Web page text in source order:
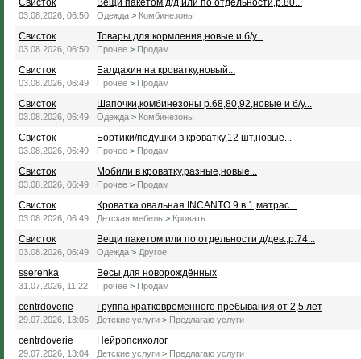
Свисток
03.08.2026, 06:50
Вещи пакетом д/д или по отдельности,р.80...
Одежда > Комбинезоны
Свисток
03.08.2026, 06:50
Товары для кормления,новые и б/у...
Прочее > Продам
Свисток
03.08.2026, 06:49
Балдахин на кроватку,новый...
Прочее > Продам
Свисток
03.08.2026, 06:49
Шапочки,комбинезоны р.68,80,92,новые и б/у...
Одежда > Комбинезоны
Свисток
03.08.2026, 06:49
Бортики/подушки в кроватку,12 шт,новые...
Прочее > Продам
Свисток
03.08.2026, 06:49
Мобили в кроватку,разные,новые...
Прочее > Продам
Свисток
03.08.2026, 06:49
Кроватка овальная INCANTO 9 в 1,матрас...
Детская мебель > Кровать
Свисток
03.08.2026, 06:49
Вещи пакетом или по отдельности д/дев.,р.74...
Одежда > Другое
sserenka
31.07.2026, 11:22
Весы для новорождённых
Прочее > Продам
centrdoverie
29.07.2026, 13:05
Группа кратковременного пребывания от 2,5 лет
Детские услуги > Предлагаю услуги
centrdoverie
29.07.2026, 13:04
Нейропсихолог
Детские услуги > Предлагаю услуги